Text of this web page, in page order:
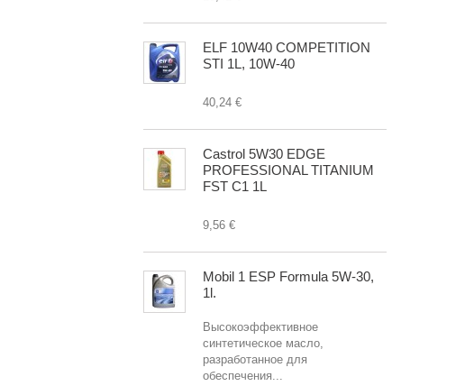
ELF 10W40 COMPETITION
STI 1L, 10W-40
40,24 €
Castrol 5W30 EDGE
PROFESSIONAL TITANIUM
FST C1 1L
9,56 €
Mobil 1 ESP Formula 5W-30,
1l.
Высокоэффективное
синтетическое масло,
разработанное для
обеспечения...